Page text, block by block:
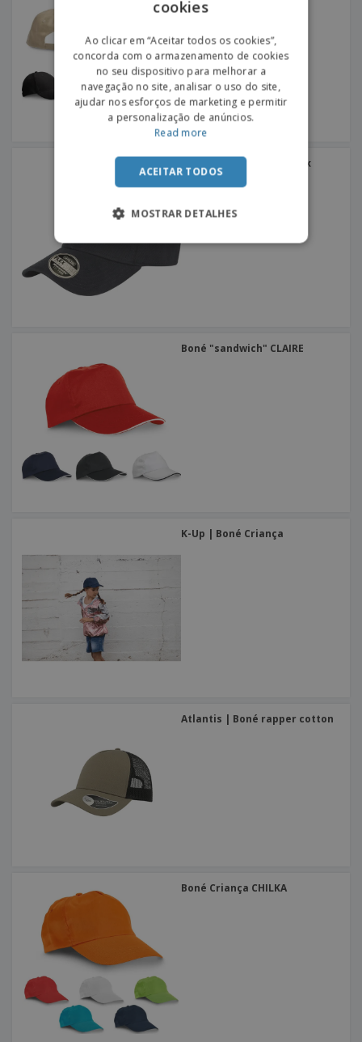
Result | Boné kansas flex
Boné "sandwich" CLAIRE
K-Up | Boné Criança
Atlantis | Boné rapper cotton
Boné Criança CHILKA
SPANISH
cookies
Ao clicar em “Aceitar todos os cookies”,
concorda com o armazenamento de cookies
no seu dispositivo para melhorar a
navegação no site, analisar o uso do site,
ajudar nos esforços de marketing e permitir
a personalização de anúncios.
Read more
ACEITAR TODOS
MOSTRAR DETALHES